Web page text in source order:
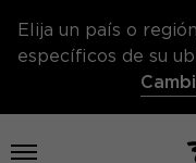
Elija un país o
específicos de su
Abrir el menú